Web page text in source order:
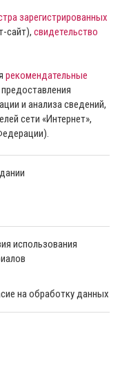
зарегистрированных
сайт), свидетельство
рекомендательные
и анализа сведений,
сети «Интернет»,
использования
на обработку данных